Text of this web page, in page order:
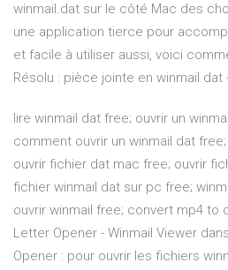
winmail.dat sur le côté Mac des
une application tierce pour
et facile à utiliser aussi, voici
Résolu : pièce jointe en winmail.dat
lire winmail dat free; ouvrir un
comment ouvrir un winmail dat
ouvrir fichier dat mac free; ouvrir
fichier winmail dat sur pc free;
ouvrir winmail free; convert mp4 to
‎Letter Opener - Winmail Viewer
Opener : pour ouvrir les fichiers